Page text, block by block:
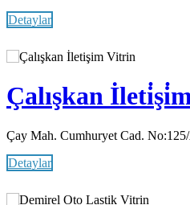
Detaylar
Vitrin
Çalışkan
Çay Mah. Cumhuryet Cad.
Detaylar
Vitrin